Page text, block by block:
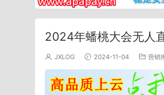
2024年蟠桃大会无人
JXLOG 2024-11-04 营销